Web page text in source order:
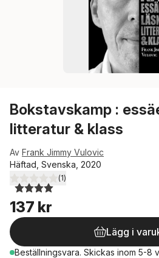
Bokstavskamp :
litteratur & klass
Av Frank Jimmy Vulovic
Häftad, Svenska, 2020
4,0utav 5 stjärnor. Totalt antal röster:
(1)
137 kr
Lägg i
Beställningsvara. Skickas inom 5-8